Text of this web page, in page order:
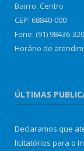
Bairro: Centro
CEP: 68840-000
Fone: (91) 98436-
Horário de
ÚLTIMAS
Declaramos que
licitatórios para o